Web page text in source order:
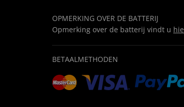
OPMERKING OVER DE BATTERIJ
Opmerking over de batterij vindt u
BETAALMETHODEN